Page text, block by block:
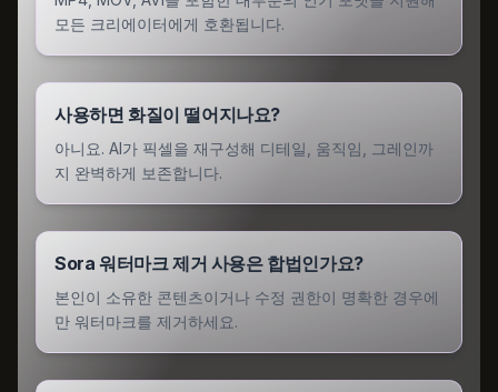
모든 크리에이터에게 호환됩니다.
사용하면 화질이 떨어지나요?
아니요. AI가 픽셀을 재구성해 디테일, 움직임, 그레인까
지 완벽하게 보존합니다.
Sora 워터마크 제거 사용은 합법인가요?
본인이 소유한 콘텐츠이거나 수정 권한이 명확한 경우에
만 워터마크를 제거하세요.